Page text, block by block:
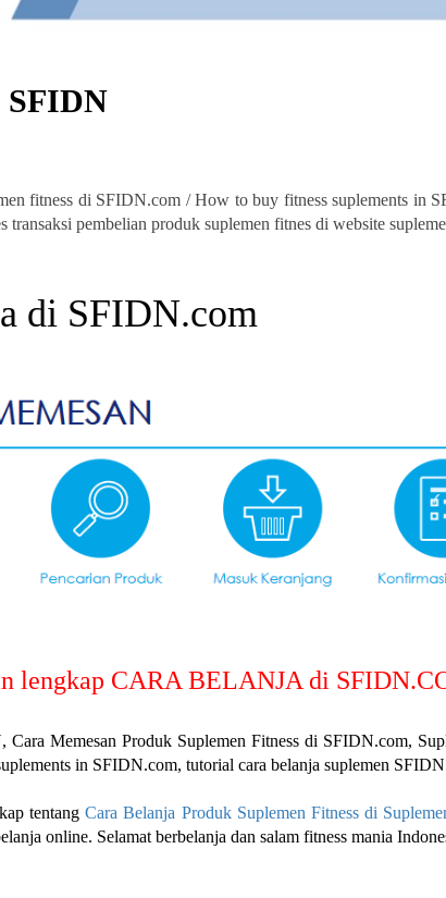
SFIDN
fitness di SFIDN.com / How to buy fitness suplements in
transaksi pembelian produk suplemen fitnes di website
di SFIDN.com
lengkap CARA BELANJA di
Memesan Produk Suplemen Fitness di SFIDN.com,
in SFIDN.com, tutorial cara belanja suplemen
tentangCara Belanja Produk Suplemen Fitness di
online. Selamat berbelanja dan salam fitness mania